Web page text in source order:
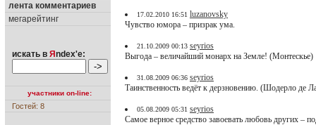
лента комментариев
мегарейтинг
искать в Я ndex'е:
участники on-line:
Гостей: 8
17.02.2010 16:51 luzanovsky
Чувство юмора – призрак ума.
21.10.2009 00:13 seyrios
Выгода – величайший монарх на Земле! (Монтескье)
31.08.2009 06:36 seyrios
Таинственность ведёт к дерзновению. (Шодерло де
05.08.2009 05:31 seyrios
Самое верное средство завоевать любовь других